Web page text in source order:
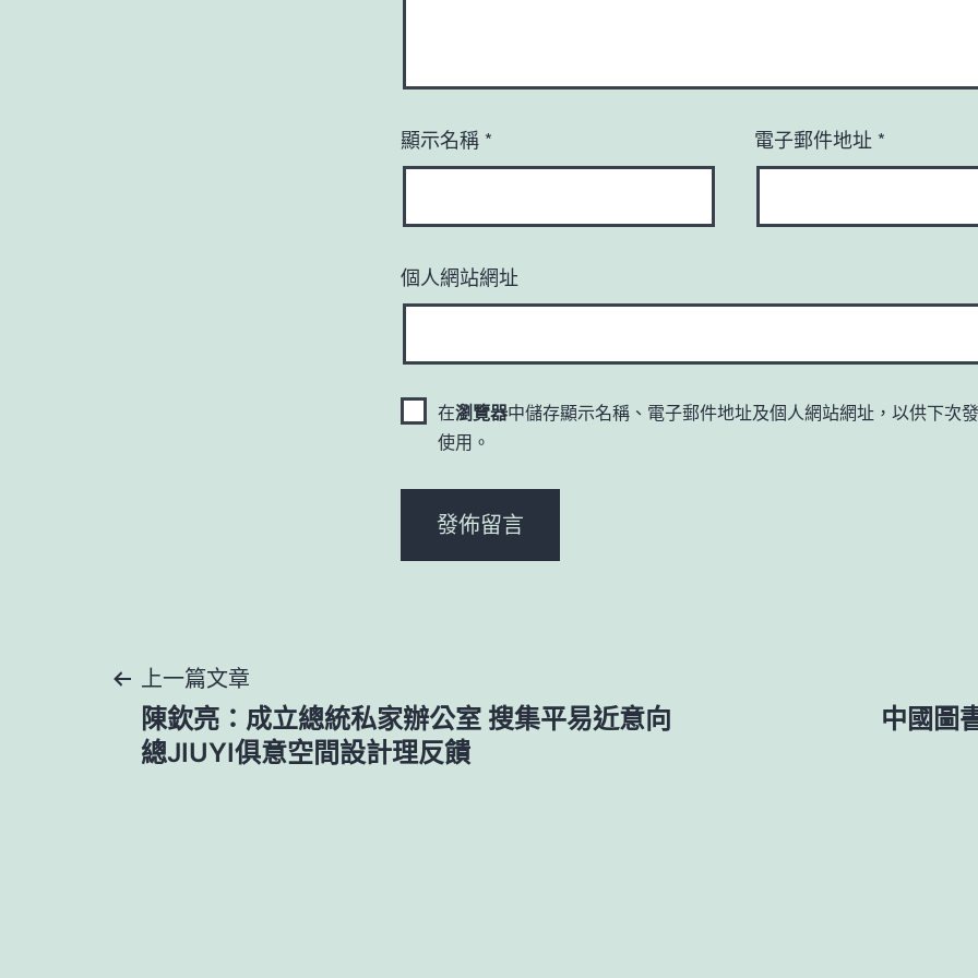
顯示名稱 * 電子郵件地址 *
個人網站網址
在瀏覽器中儲存顯示名稱、電子郵件地址及個人網站網址，以供下次
使用。
文
章
上一篇文章
陳欽亮：成立總統私家辦公室 搜集平易近意向
總JIUYI俱意空間設計理反饋
中國圖